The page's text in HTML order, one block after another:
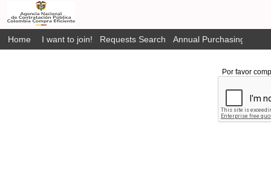
Home I want to join! Requests Search Annual Purchasing Plan
Por favor